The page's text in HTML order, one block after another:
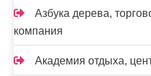
Азбука дерева,
компания
Академия отдыха,